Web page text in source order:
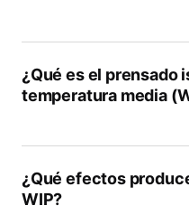
¿Qué es el prensado
temperatura media
¿Qué efectos
WIP?